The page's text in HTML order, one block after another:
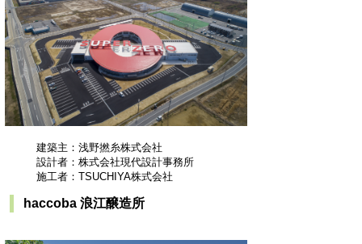
建築主：浅野撚糸株式会社
設計者：株式会社現代設計事務所
施工者：TSUCHIYA株式会社
haccoba 浪江醸造所